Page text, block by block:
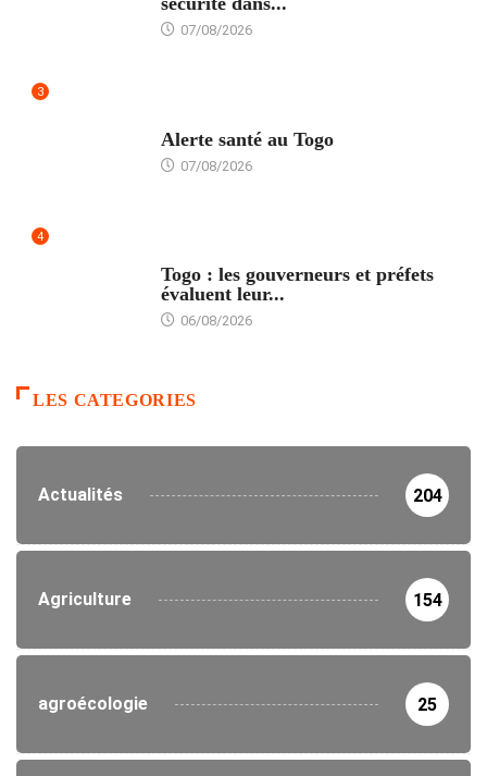
07/08/2026
3
Alerte santé au Togo
07/08/2026
4
Togo : les gouverneurs et préfets
évaluent leur...
06/08/2026
LES CATEGORIES
Actualités 204
Agriculture 154
agroécologie 25